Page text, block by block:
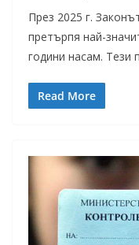
През 2025 г.
претърпя най-
години насам. Тези
Read More